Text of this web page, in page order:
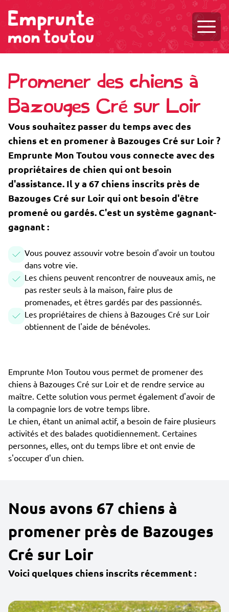
Promener des chiens à
Bazouges Cré sur Loir
Vous souhaitez passer du temps avec des
chiens et en promener à Bazouges Cré sur Loir ?
Emprunte Mon Toutou vous connecte avec des
propriétaires de chien qui ont besoin
d'assistance. Il y a 67 chiens inscrits près de
Bazouges Cré sur Loir qui ont besoin d'être
promené ou gardés. C'est un système gagnant-
gagnant :
Vous pouvez assouvir votre besoin d'avoir un toutou
dans votre vie.
Les chiens peuvent rencontrer de nouveaux amis, ne
pas rester seuls à la maison, faire plus de
promenades, et êtres gardés par des passionnés.
Les propriétaires de chiens à Bazouges Cré sur Loir
obtiennent de l'aide de bénévoles.
Emprunte Mon Toutou vous permet de promener des
chiens à Bazouges Cré sur Loir et de rendre service au
maître. Cette solution vous permet également d'avoir de
la compagnie lors de votre temps libre.
Le chien, étant un animal actif, a besoin de faire plusieurs
activités et des balades quotidiennement. Certaines
personnes, elles, ont du temps libre et ont envie de
s'occuper d'un chien.
Nous avons 67 chiens à
promener près de Bazouges
Cré sur Loir
Voici quelques chiens inscrits récemment :